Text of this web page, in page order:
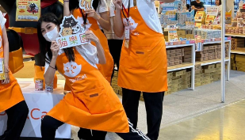
小餅
限金
肉